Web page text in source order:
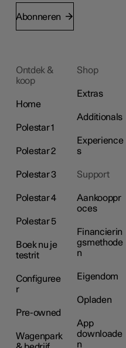
Abonneren
Ontdek &
koop
Home
Polestar 1
Polestar 2
Polestar 3
Polestar 4
Polestar 5
Boek nu je
testrit
Configuree
r
Pre-owned
Wagenpark
Shop
Extras
Additionals
Experience
s
Support
Aankooppr
oces
Financierin
gsmethode
n
Eigendom
Opladen
App
downloade
n